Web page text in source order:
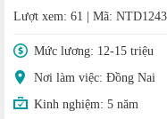
Lượt xem: 61 Mã:
Mức lương: 12-15 triệu
Nơi làm việc: Đồng Nai
Kinh nghiệm: 5 năm